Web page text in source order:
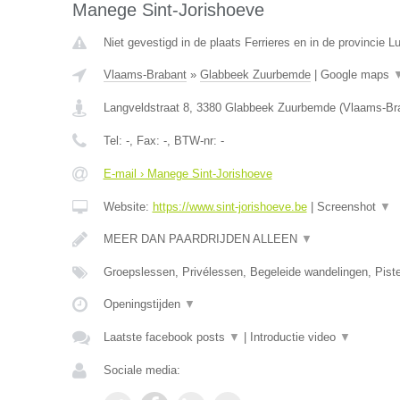
Manege Sint-Jorishoeve
Niet gevestigd in de plaats Ferrieres en in de provincie
Vlaams-Brabant» Glabbeek Zuurbemde| Google maps
Langveldstraat 8, 3380 Glabbeek Zuurbemde(Vlaams-
Tel: -, Fax: -, BTW-nr: -
E-mail › Manege Sint-Jorishoeve
Website: https://www.sint-jorishoeve.be| Screenshot ▼
MEER DAN PAARDRIJDEN ALLEEN ▼
Groepslessen, Privélessen, Begeleide wandelingen,
Openingstijden ▼
Laatste facebook posts ▼ Introductie video ▼
Sociale media: